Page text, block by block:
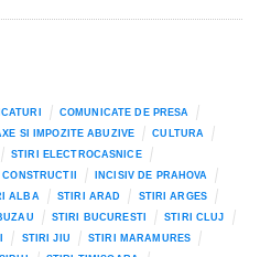
COMUNICATE DE PRESA
SI IMPOZITE ABUZIVE
CULTURA
STIRI ELECTROCASNICE
INCISIV DE PRAHOVA
ALBA STIRI ARAD
STIRI ARGES
STIRI BUCURESTI
STIRI CLUJ
STIRI JIU
STIRI MARAMURES